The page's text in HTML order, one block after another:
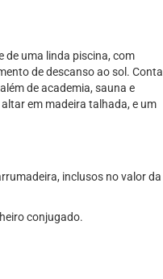
de uma linda piscina, com
de descanso ao sol. Conta
de academia, sauna e
em madeira talhada, e um
inclusos no valor da
conjugado.